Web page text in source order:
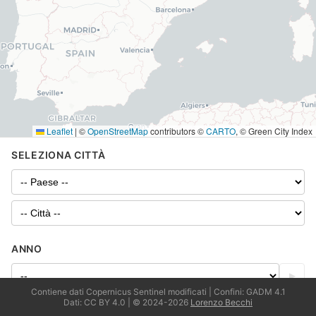
SELEZIONA CITTÀ
ANNO
▶
Leaflet | ©OpenStreetMapcontributors ©CARTO, © Green City Index
Contiene dati Copernicus Sentinel modificati | Confini: GADM 4.1
Dati: CC BY 4.0 | © 2024-2026 Lorenzo Becchi